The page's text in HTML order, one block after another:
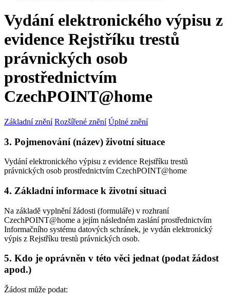
Vydání elektronického výpisu z
evidence Rejstříku trestů
právnických osob
prostřednictvím
CzechPOINT@home
Základní znění Rozšířené znění Úplné znění
3. Pojmenování (název) životní situace
Vydání elektronického výpisu z evidence Rejstříku trestů
právnických osob prostřednictvím CzechPOINT@home
4. Základní informace k životní situaci
Na základě vyplnění žádosti (formuláře) v rozhraní
CzechPOINT@home a jejím následném zaslání prostřednictvím
Informačního systému datových schránek, je vydán elektronický
výpis z Rejstříku trestů právnických osob.
5. Kdo je oprávněn v této věci jednat (podat žádost
apod.)
Žádost může podat: